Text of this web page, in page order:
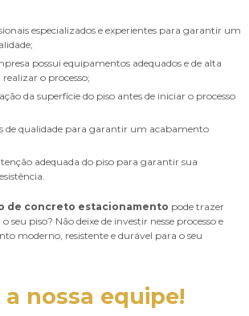
o processo;
de concreto estacionamento pode trazer
seu piso? Não deixe de investir nesse processo e
moderno, resistente e durável para o seu
a nossa equipe!